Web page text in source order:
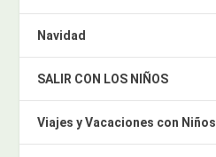
Navidad
SALIR CON LOS NIÑOS
Viajes y Vacaciones con Niños